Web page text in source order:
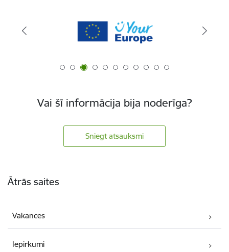
Vai šī informācija bija noderīga?
Sniegt atsauksmi
Ātrās saites
Vakances
Iepirkumi